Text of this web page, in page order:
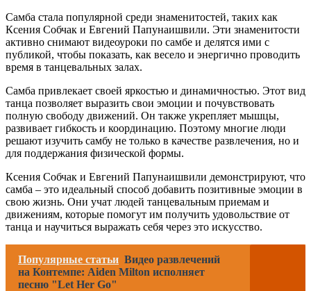
Самба стала популярной среди знаменитостей, таких как
Ксения Собчак и Евгений Папунаишвили. Эти знаменитости
активно снимают видеоуроки по самбе и делятся ими с
публикой, чтобы показать, как весело и энергично проводить
время в танцевальных залах.
Самба привлекает своей яркостью и динамичностью. Этот вид
танца позволяет выразить свои эмоции и почувствовать
полную свободу движений. Он также укрепляет мышцы,
развивает гибкость и координацию. Поэтому многие люди
решают изучить самбу не только в качестве развлечения, но и
для поддержания физической формы.
Ксения Собчак и Евгений Папунаишвили демонстрируют, что
самба – это идеальный способ добавить позитивные эмоции в
свою жизнь. Они учат людей танцевальным приемам и
движениям, которые помогут им получить удовольствие от
танца и научиться выражать себя через это искусство.
Популярные статьи Видео развлечений
на Контемпе: Aiden Milton исполняет
песню "Let Her Go"